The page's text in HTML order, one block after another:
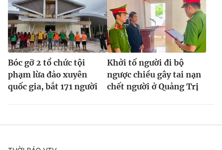
Bóc gỡ 2 tổ chức tội
phạm lừa đảo xuyên
quốc gia, bắt 171 người
Khởi tố người đi bộ
ngược chiều gây tai nạn
chết người ở Quảng Trị